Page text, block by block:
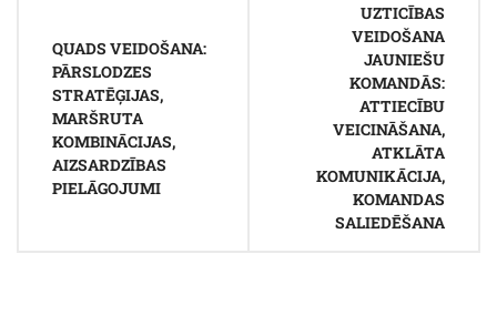
QUADS VEIDOŠANA:
PĀRSLODZES
STRATĒĢIJAS,
MARŠRUTA
KOMBINĀCIJAS,
AIZSARDZĪBAS
PIELĀGOJUMI
UZTICĪBAS
VEIDOŠANA
JAUNIEŠU
KOMANDĀS:
ATTIECĪBU
VEICINĀŠANA,
ATKLĀTA
KOMUNIKĀCIJA,
KOMANDAS
SALIEDĒŠANA